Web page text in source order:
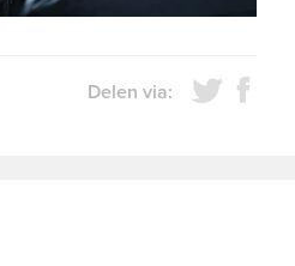
Delen via: